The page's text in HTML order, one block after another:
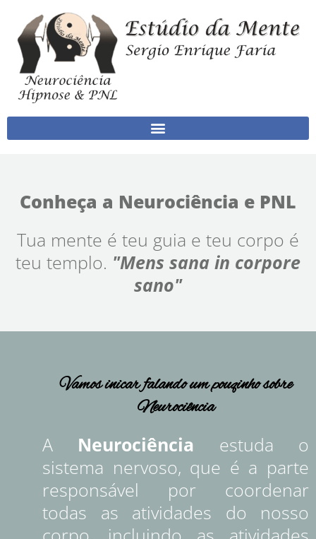
Conheça a Neurociência e PNL
Tua mente é teu guia e teu corpo é
teu templo. "Mens sana in corpore
sano"
Vamos inicar falando um pouqinho sobre
Neurociência
A Neurociência estuda o
sistema nervoso, que é a parte
responsável por coordenar
todas as atividades do nosso